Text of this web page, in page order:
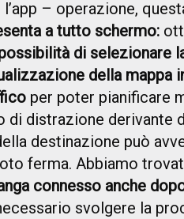
– operazione,
a tutto schermo:
di selezionare
della mappa
per poter pianificare
di distrazione derivante
destinazione può
ferma. Abbiamo
connesso anche
svolgere la